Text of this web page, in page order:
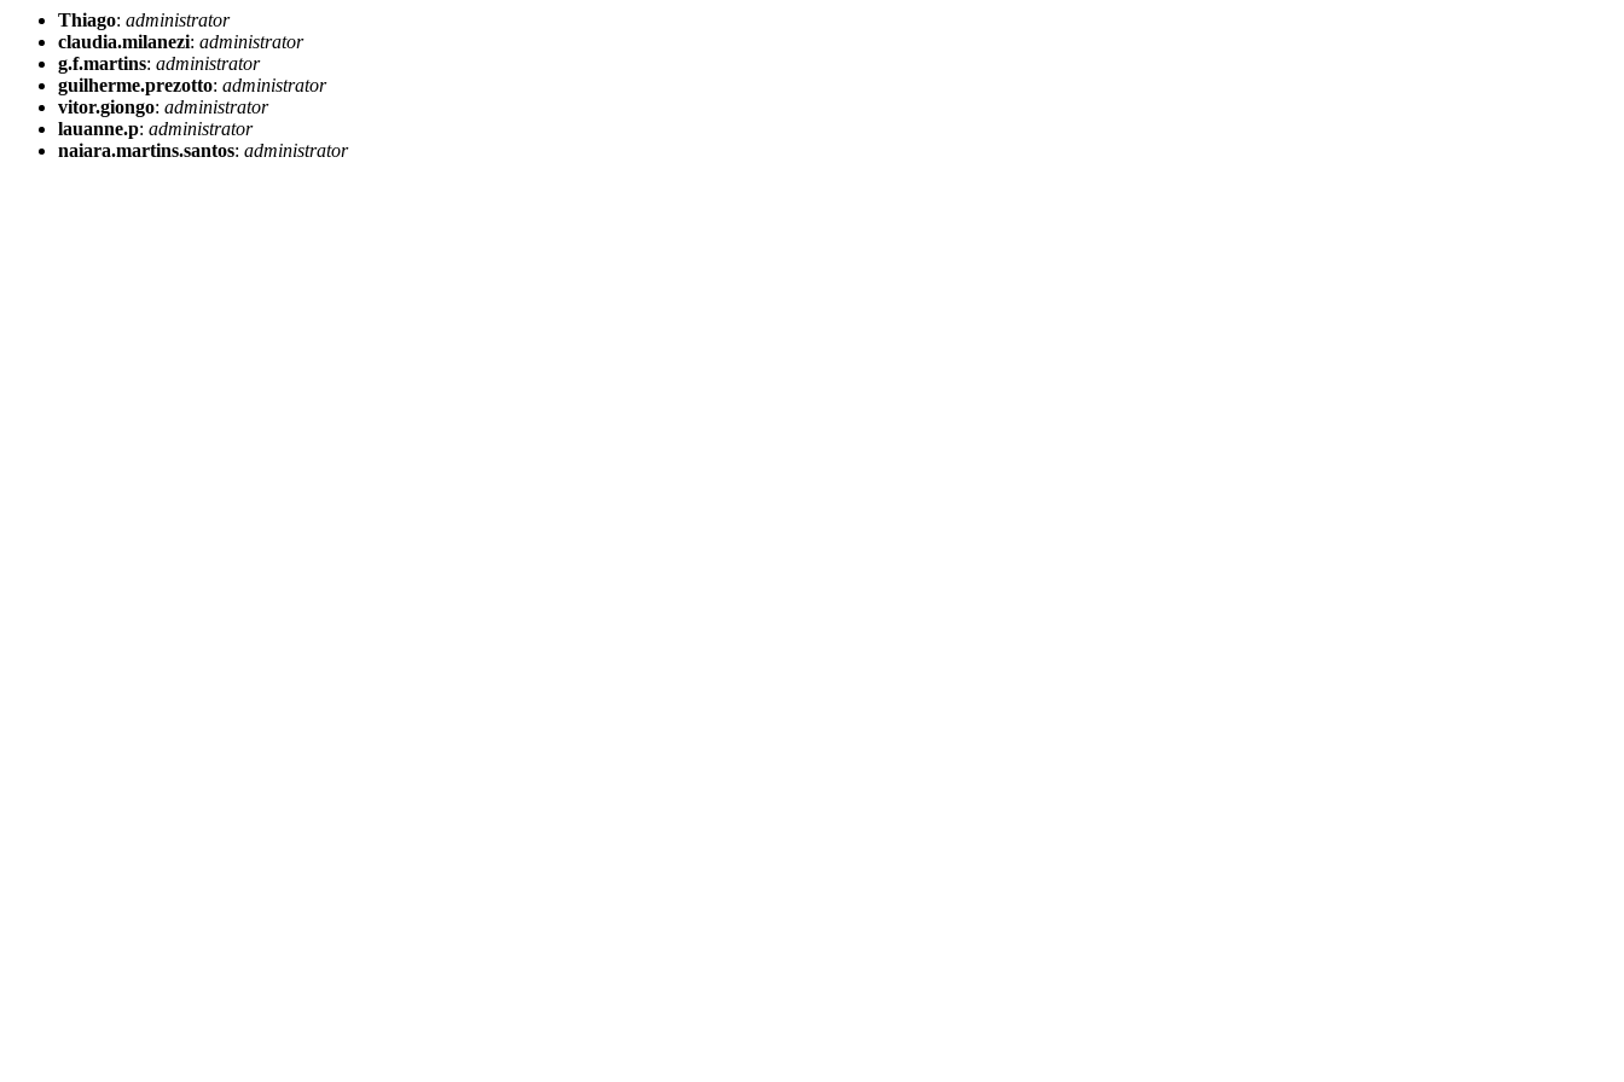
Thiago: administrator
claudia.milanezi: administrator
g.f.martins: administrator
guilherme.prezotto: administrator
vitor.giongo: administrator
lauanne.p: administrator
naiara.martins.santos: administrator